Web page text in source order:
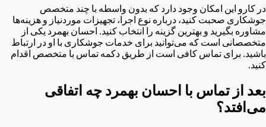
در کارو این امکان وجود دارد که بدون واسطه با چند متخصص
جوشکاری صحبت کنید، درباره نوع اجرا، تجهیزات موردنیاز و هزینه‌ها
مشاوره بگیرید و بهترین گزینه را انتخاب کنید. احسان بهمرد یکی از
متخصصانی است که می‌توانید برای خدمات جوشکاری با او در ارتباط
باشید. برای تماس کافی است از طریق دکمه تماس با متخصص اقدام
کنید.
بعد از تماس با احسان بهمرد چه اتفاقی
می‌افتد؟